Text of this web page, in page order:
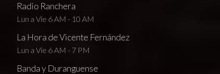
Radio Ranchera
Lun a Vie 6 AM - 10 AM
La Hora de Vicente Fernández
Lun a Vie 6 AM - 7 PM
Banda y Duranguense